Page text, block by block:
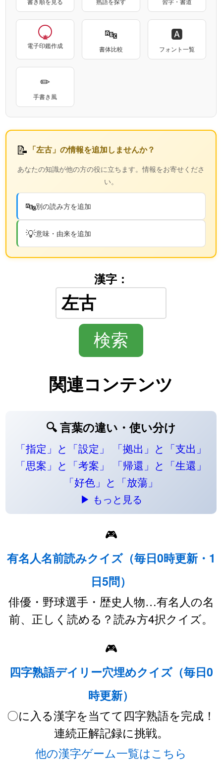
電子印鑑作成
🔤
書体比較
🅰
フォント一覧
✏
手書き風
📝 「左古」の情報を追加しませんか？
あなたの知識が他の方の役に立ちます。情報をお寄せくださ
い。
🔤別の読み方を追加
💡意味・由来を追加
漢字：
関連コンテンツ
🔍 言葉の違い・使い分け
「指定」と「設定」
「拠出」と「支出」
「思案」と「考案」
「帰還」と「生還」
「好色」と「放蕩」
▶ もっと見る
🎮
有名人名前読みクイズ（毎日0時更新・1
日5問）
俳優・野球選手・歴史人物…有名人の名
前、正しく読める？読み方4択クイズ。
🎮
四字熟語デイリー穴埋めクイズ（毎日0
時更新）
〇に入る漢字を当てて四字熟語を完成！
連続正解記録に挑戦。
他の漢字ゲーム一覧はこちら